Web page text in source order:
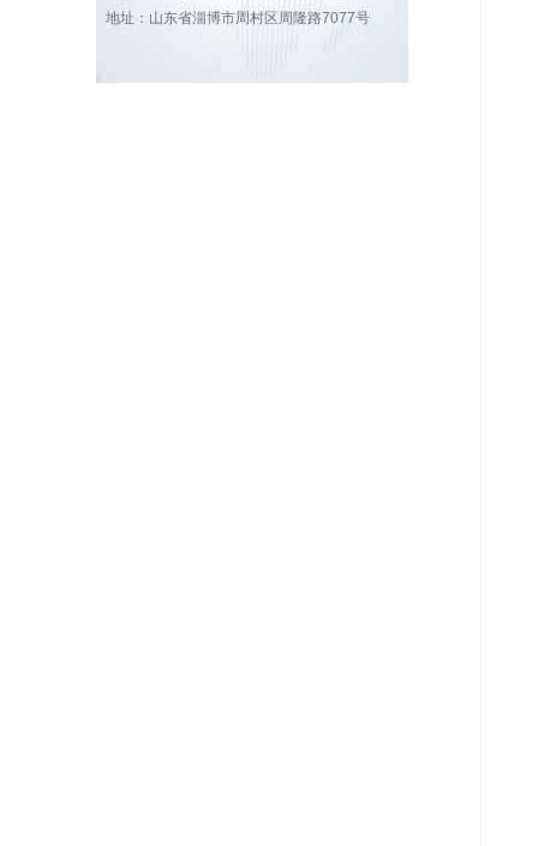
地址：山东省淄博市周村区周隆路7077号